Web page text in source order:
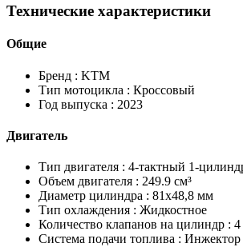
Технические характеристики
Общие
Бренд : KTM
Тип мотоцикла : Кроссовый
Год выпуска : 2023
Двигатель
Тип двигателя : 4-тактный 1-
Объем двигателя : 249.9 см³
Диаметр цилиндра : 81x48,8 мм
Тип охлаждения : Жидкостное
Количество клапанов на цилиндр : 4
Система подачи топлива : Инжектор